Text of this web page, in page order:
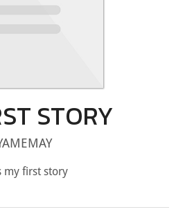
STORY
my first story